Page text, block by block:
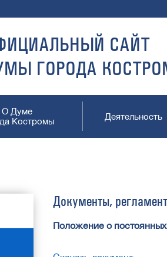
САЙТ
ГОРОДА
О Думе
Костромы
Деятельность
Документы,
Положение о